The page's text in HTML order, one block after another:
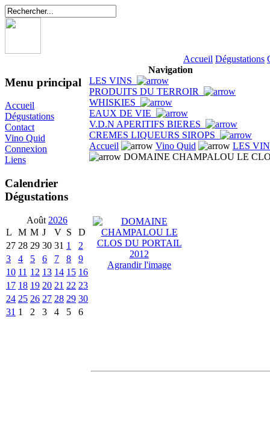
Accueil Dégustations
Menu principal
Accueil
Dégustations
Contact
Vino Quid
Connexion
Liens
Calendrier
Dégustations
Août 2026
L
M M J V S
D
27 28 29 30 31 1
2
3
4 5 6 7 8
9
10 11 12 13 14 15 16
17 18 19 20 21 22 23
24 25 26 27 28 29 30
31 1 2 3 4 5 6
Navigation
LES VINS
PRODUITS DU TERROIR
WHISKIES
EAUX DE VIE
V.D.N APERITIFS BIERES
CREMES LIQUEURS SIROPS
Accueil
Vino Quid
LES
DOMAINE CHAMPALOU LE
Agrandir l'image